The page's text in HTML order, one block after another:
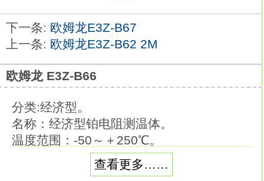
下一条: 欧姆龙E3Z-B67
上一条: 欧姆龙E3Z-B62 2M
欧姆龙 E3Z-B66
分类:经济型。
名称：经济型铂电阻测温体。
温度范围：-50～＋250℃。
元件种类：Pt100。
方式：3导线式。
查看更多……